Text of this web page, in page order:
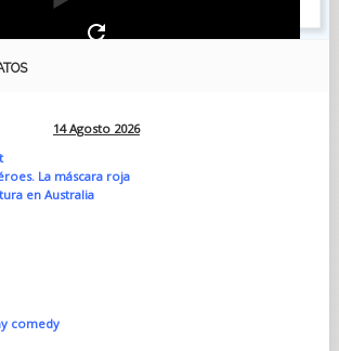
14 Agosto 2026
La máscara roja
en Australia
comedy